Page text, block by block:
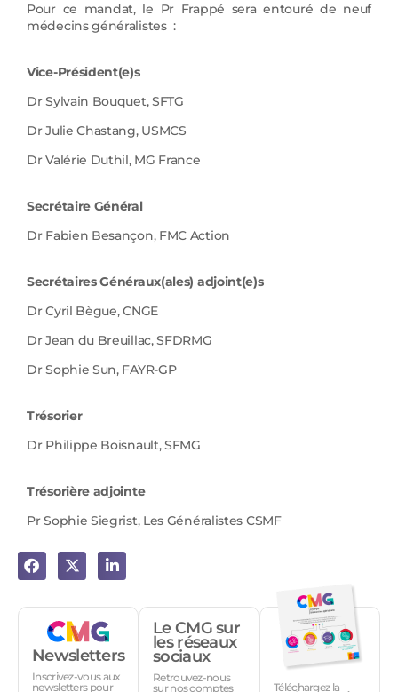
Pour ce mandat, le Pr Frappé sera entouré de neuf
médecins généralistes :
Vice-Président(e)s
Dr Sylvain Bouquet, SFTG
Dr Julie Chastang, USMCS
Dr Valérie Duthil, MG France
Secrétaire Général
Dr Fabien Besançon, FMC Action
Secrétaires Généraux(ales) adjoint(e)s
Dr Cyril Bègue, CNGE
Dr Jean du Breuillac, SFDRMG
Dr Sophie Sun, FAYR-GP
Trésorier
Dr Philippe Boisnault, SFMG
Trésorière adjointe
Pr Sophie Siegrist, Les Généralistes CSMF
Newsletters
Inscrivez-vous aux
newsletters pour
Le CMG sur
les réseaux
sociaux
Retrouvez-nous
sur nos comptes
Téléchargez la